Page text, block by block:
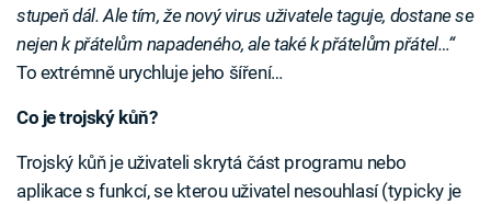
stupeň dál. Ale tím, že nový virus uživatele taguje, dostane se
nejen k přátelům napadeného, ale také k přátelům přátel…“
To extrémně urychluje jeho šíření…
Co je trojský kůň?
Trojský kůň je uživateli skrytá část programu nebo
aplikace s funkcí, se kterou uživatel nesouhlasí (typicky je